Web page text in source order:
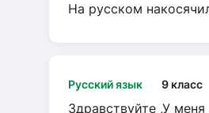
На русском
Русский язык 9 класс
Здравствуйте ,У